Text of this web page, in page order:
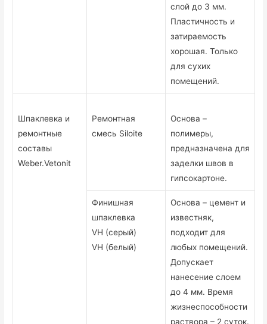
слой до 3 мм.
Пластичность и
затираемость
хорошая. Только
для сухих
помещений.
Шпаклевка и
ремонтные
составы
Weber.Vetonit
Ремонтная
смесь Siloite
Основа –
полимеры,
предназначена для
заделки швов в
гипсокартоне.
Финишная
шпаклевка
VH (серый)
VH (белый)
Основа – цемент и
известняк,
подходит для
любых помещений.
Допускает
нанесение слоем
до 4 мм. Время
жизнеспособности
раствора – 2 суток.